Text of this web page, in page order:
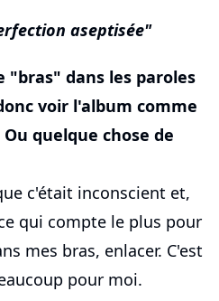
aseptisée
"bras" dans les paroles
voir l'album comme
quelque chose de
c'était inconscient et,
qui compte le plus pour
mes bras, enlacer. C'est
pour moi.